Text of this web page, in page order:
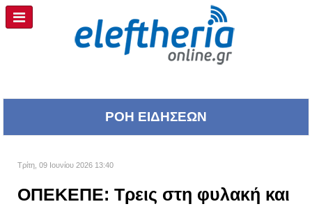
ΡΟΗ ΕΙΔΗΣΕΩΝ
Τρίτη, 09 Ιουνίου 2026 13:40
ΟΠΕΚΕΠΕ: Τρεις στη φυλακή και